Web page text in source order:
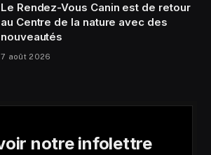
Le Rendez-Vous Canin est de retour
au Centre de la nature avec des
nouveautés
7 août 2026
notre infolettre